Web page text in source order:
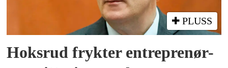
PLUSS
Hoksrud frykter entreprenør-